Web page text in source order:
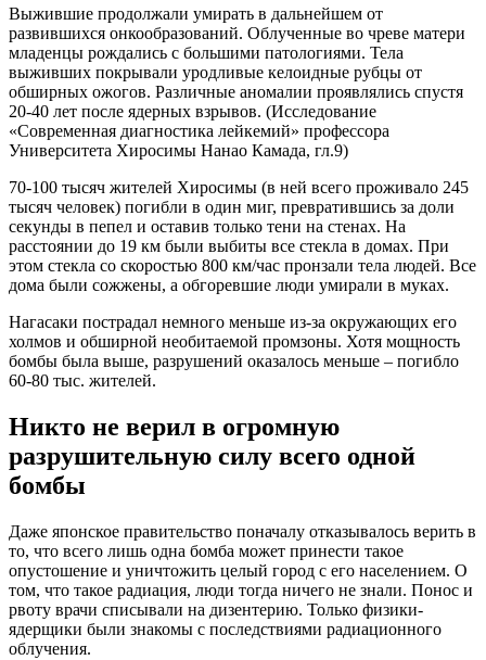
Выжившие продолжали умирать в дальнейшем от
развившихся онкообразований. Облученные во чреве матери
младенцы рождались с большими патологиями. Тела
выживших покрывали уродливые келоидные рубцы от
обширных ожогов. Различные аномалии проявлялись спустя
20-40 лет после ядерных взрывов. (Исследование
«Современная диагностика лейкемий» профессора
Университета Хиросимы Нанао Камада, гл.9)
70-100 тысяч жителей Хиросимы (в ней всего проживало 245
тысяч человек) погибли в один миг, превратившись за доли
секунды в пепел и оставив только тени на стенах. На
расстоянии до 19 км были выбиты все стекла в домах. При
этом стекла со скоростью 800 км/час пронзали тела людей. Все
дома были сожжены, а обгоревшие люди умирали в муках.
Нагасаки пострадал немного меньше из-за окружающих его
холмов и обширной необитаемой промзоны. Хотя мощность
бомбы была выше, разрушений оказалось меньше – погибло
60-80 тыс. жителей.
Никто не верил в огромную
разрушительную силу всего одной
бомбы
Даже японское правительство поначалу отказывалось верить в
то, что всего лишь одна бомба может принести такое
опустошение и уничтожить целый город с его населением. О
том, что такое радиация, люди тогда ничего не знали. Понос и
рвоту врачи списывали на дизентерию. Только физики-
ядерщики были знакомы с последствиями радиационного
облучения.